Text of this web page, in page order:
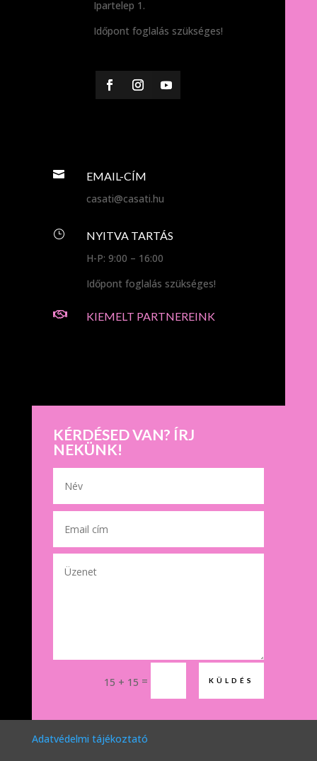
Ipartelep 1.
Időpont foglalás szükséges!

EMAIL-CÍM
casati@casati.hu
}
NYITVA TARTÁS
H-P: 9:00 – 16:00
Időpont foglalás szükséges!
 KIEMELT PARTNEREINK
KÉRDÉSED VAN? ÍRJ
NEKÜNK!
15 + 15 = KÜLDÉS
Adatvédelmi tájékoztató